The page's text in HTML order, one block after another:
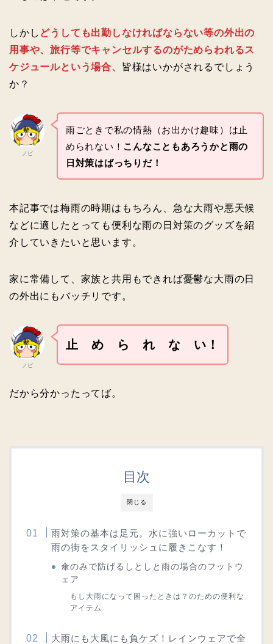
しかし どうしても出勤しなければならない等の外出の
用事や、旅行等でキャンセルするのがためらわれるス
ケジュールという場合、 皆様はいかがされるでしょう
か？
ノビ
雨ごときで私の情熱（お出かけ趣味）は止
められない！ こんなこともあろうかと雨の
日対策はばっちりだ！
本記事では梅雨の時期はもちろん、急な大雨や悪天候
などに適したとっても便利な雨の日対策のグッズを紹
介していきたいと思います。
家に常備して、家族と共用もできれば憂鬱な大雨の日
の外出にもバッチリです。
ノビ
止 め ら れ な い！
だから分かったってば。
閉じる
目次
雨対策の基本は足元。水に強いローカットで
雨の街をスタイリッシュに履きこなす！
傘のみで防げるしとしと雨の場合のフットウ
ェア
もし大雨になって困ったときは？のための便利な
アイテム
大雨にも大風にも負ケズ！レインウェアで全